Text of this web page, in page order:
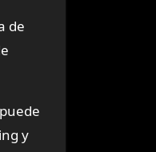
de
y